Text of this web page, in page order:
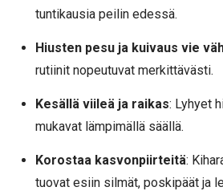
tuntikausia peilin edessä.
Hiusten pesu ja kuivaus vie
rutiinit nopeutuvat merkittävästi.
Kesällä viileä ja raikas: Lyhyet
mukavat lämpimällä säällä.
Korostaa kasvonpiirteitä:
tuovat esiin silmät, poskipäät ja